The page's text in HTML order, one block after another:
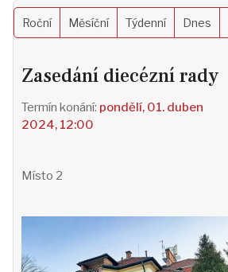
Roční Měsíční Týdenní Dnes
Zasedání diecézní rady
pondělí, 01. duben
2024, 12:00
Místo 2